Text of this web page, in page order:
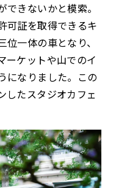
きないかと模索。
可証を取得できるキ
一体の車となり、
ーケットや山でのイ
になりました。この
したスタジオカフェ